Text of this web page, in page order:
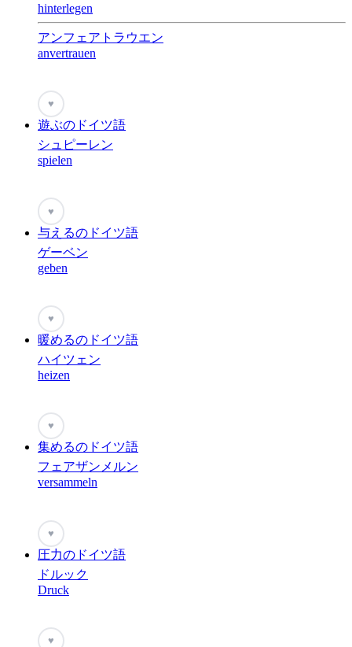
hinterlegen
アンフェアトラウエン
anvertrauen
♥
遊ぶのドイツ語
シュピーレン
spielen
♥
与えるのドイツ語
ゲーベン
geben
♥
暖めるのドイツ語
ハイツェン
heizen
♥
集めるのドイツ語
フェアザンメルン
versammeln
♥
圧力のドイツ語
ドルック
Druck
♥